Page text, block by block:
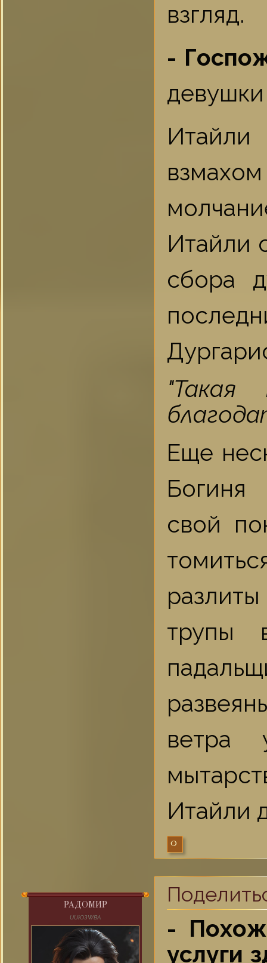
взгляд.
-
Итайли
сбора
Еще
Богиня
свой
трупы
ветра
Итайли
0
РАДOМИР
UUЮЗWВA
-
услуги